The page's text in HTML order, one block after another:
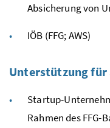
Absicherung von
IÖB (FFG; AWS)
Unterstützung für
Startup-
Rahmen des